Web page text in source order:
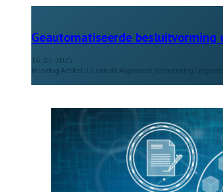
Geautomatiseerde besluitvorming
16-05-2025
Inleiding Artikel 22 van de Algemene Verordening